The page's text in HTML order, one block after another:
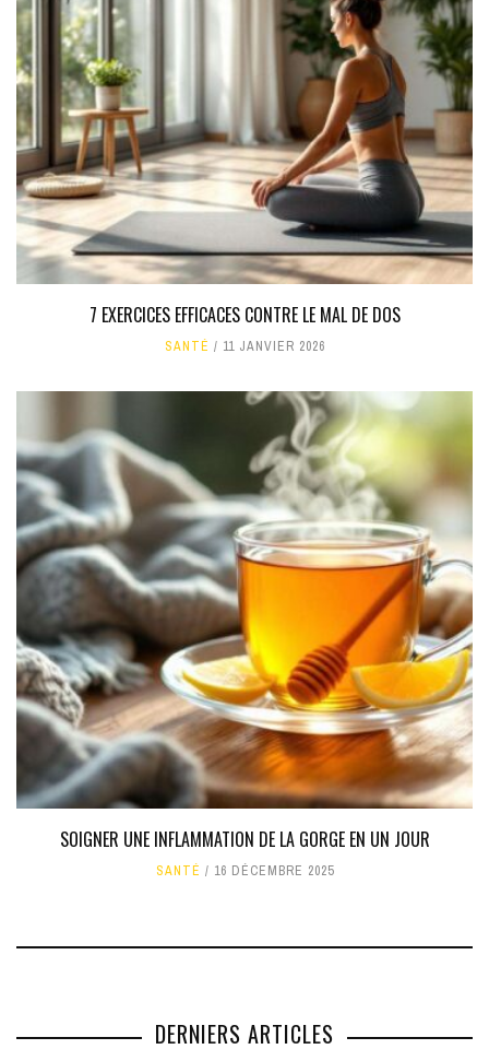
7 EXERCICES EFFICACES CONTRE LE MAL DE DOS
SANTÉ 11 JANVIER 2026
SOIGNER UNE INFLAMMATION DE LA GORGE EN UN JOUR
SANTÉ 16 DÉCEMBRE 2025
DERNIERS ARTICLES